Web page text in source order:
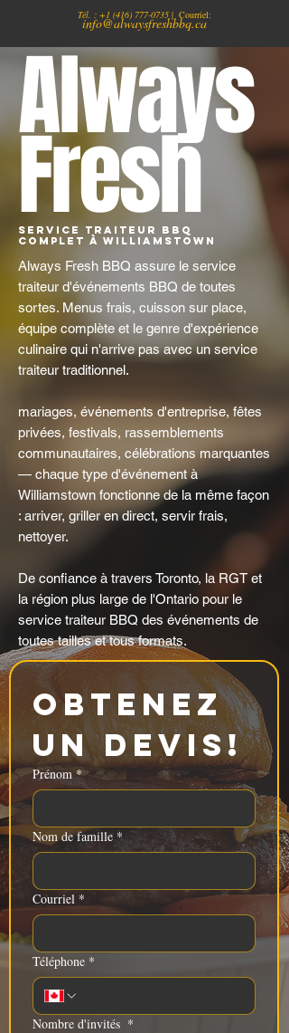
Tél. : +1 (416) 777-0735 | Courriel:
info@alwaysfreshbbq.ca
Always
Fresh
Service traiteur BBQ
complet À Williamstown
Always Fresh BBQ assure le service
traiteur d'événements BBQ de toutes
sortes. Menus frais, cuisson sur place,
équipe complète et le genre d'expérience
culinaire qui n'arrive pas avec un service
traiteur traditionnel.
mariages, événements d'entreprise, fêtes
privées, festivals, rassemblements
communautaires, célébrations marquantes
— chaque type d'événement à
Williamstown fonctionne de la même façon
: arriver, griller en direct, servir frais,
nettoyer.
De confiance à travers Toronto, la RGT et
la région plus large de l'Ontario pour le
service traiteur BBQ des événements de
toutes tailles et tous formats.
Obtenez
un devis!
Prénom *
Nom de famille *
Courriel *
Téléphone *
Nombre d'invités *